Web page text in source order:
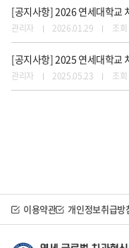
[공지사항] 2026 연세대학교
관리자 2026.01.29 조
[공지사항] 2025 연세대학교
관리자 2025.05.23 조
이용약관 개인정보취급방